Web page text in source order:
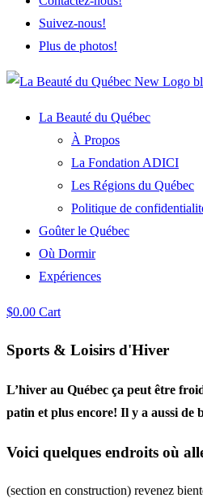
Suivez-nous!
Plus de photos!
La Beauté du Québec
À Propos
La Fondation ADICI
Les Régions du Québec
Politique de
Goûter le Québec
Où Dormir
Expériences
$0.00 Cart
Sports & Loisirs d'Hiver
L’hiver au Québec ça peut être
patin et plus encore! Il y a aussi de
Voici quelques endroits où
(section en construction) revenez